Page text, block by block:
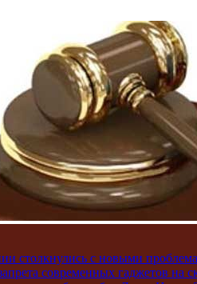
столкнулись с новыми
современных гаджетов на